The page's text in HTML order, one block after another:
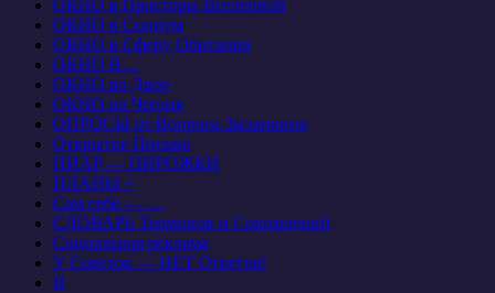
ОКНО в Просторы Вселенной
ОКНО в Социум
ОКНО в Сферу Обитания
ОКНО В…
ОКНО во Двор
ОКНО на Чердак
ОПРОСЫ от Вопроса Засыпкина
Открытое Письмо
ПИАР — ПИРОЖКИ
ПЛАНЫ +
Сам себе — …
СЛОВАРЬ Терминов и Сокращений
Социальная реклама
У Советов — НЕТ Ответов!
Я